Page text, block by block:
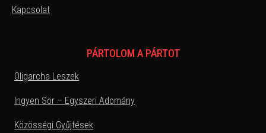
Kapcsolat
PÁRTOLOM A PÁRTOT
Oligarcha Leszek
Ingyen Sör – Egyszeri Adomány
Közösségi Gyűjtések